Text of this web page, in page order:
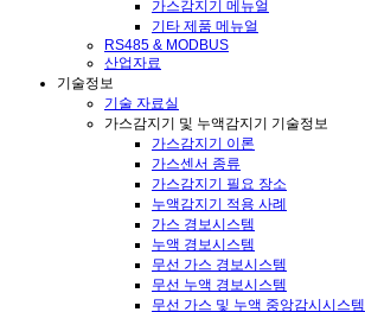
가스감지기 메뉴얼
기타 제품 메뉴얼
RS485 & MODBUS
산업자료
기술정보
기술 자료실
가스감지기 및 누액감지기 기술정보
가스감지기 이론
가스센서 종류
가스감지기 필요 장소
누액감지기 적용 사례
가스 경보시스템
누액 경보시스템
무선 가스 경보시스템
무선 누액 경보시스템
무선 가스 및 누액 중앙감시시스템